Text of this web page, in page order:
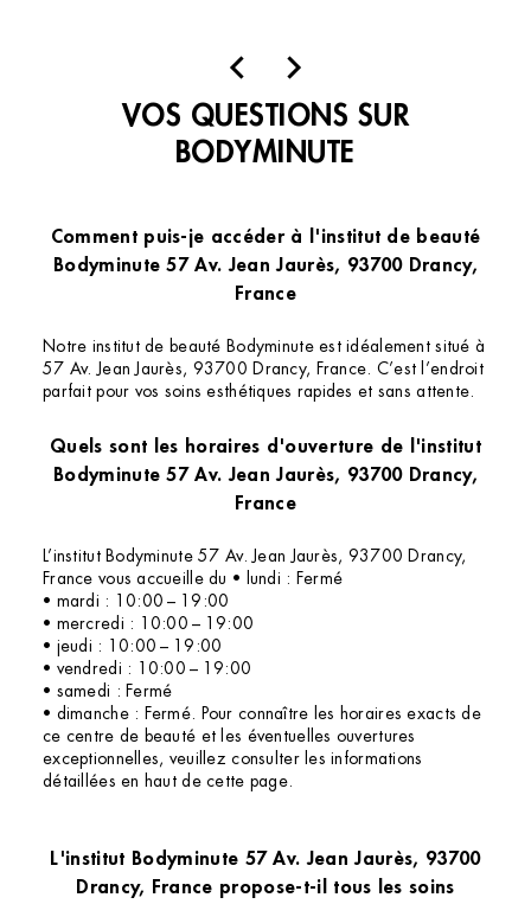
dès le franchissement de la porte ! Je
m’abonne ! Vraiment n’hésitez pas vous
n’allait pas le Regretter 👍
VOS QUESTIONS SUR
BODYMINUTE
Comment puis-je accéder à l'institut de beauté
Bodyminute 57 Av. Jean Jaurès, 93700 Drancy,
France
Notre institut de beauté Bodyminute est idéalement situé à
57 Av. Jean Jaurès, 93700 Drancy, France. C’est l’endroit
parfait pour vos soins esthétiques rapides et sans attente.
Quels sont les horaires d'ouverture de l'institut
Bodyminute 57 Av. Jean Jaurès, 93700 Drancy,
France
L’institut Bodyminute 57 Av. Jean Jaurès, 93700 Drancy,
France vous accueille du • lundi : Fermé
• mardi : 10:00 – 19:00
• mercredi : 10:00 – 19:00
• jeudi : 10:00 – 19:00
• vendredi : 10:00 – 19:00
• samedi : Fermé
• dimanche : Fermé. Pour connaître les horaires exacts de
ce centre de beauté et les éventuelles ouvertures
exceptionnelles, veuillez consulter les informations
détaillées en haut de cette page.
L'institut Bodyminute 57 Av. Jean Jaurès, 93700
Drancy, France propose-t-il tous les soins